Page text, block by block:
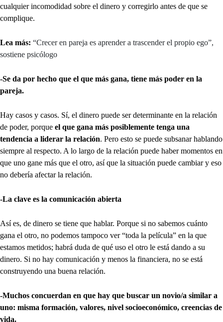
cualquier incomodidad sobre el dinero y corregirlo antes de que se
complique.
Lea más: “Crecer en pareja es aprender a trascender el propio ego”,
sostiene psicólogo
-Se da por hecho que el que más gana, tiene más poder en la
pareja.
Hay casos y casos. Sí, el dinero puede ser determinante en la relación
de poder, porque el que gana más posiblemente tenga una
tendencia a liderar la relación. Pero esto se puede subsanar hablando
siempre al respecto. A lo largo de la relación puede haber momentos en
que uno gane más que el otro, así que la situación puede cambiar y eso
no debería afectar la relación.
-La clave es la comunicación abierta
Así es, de dinero se tiene que hablar. Porque si no sabemos cuánto
gana el otro, no podemos tampoco ver “toda la película” en la que
estamos metidos; habrá duda de qué uso el otro le está dando a su
dinero. Si no hay comunicación y menos la financiera, no se está
construyendo una buena relación.
-Muchos concuerdan en que hay que buscar un novio/a similar a
uno: misma formación, valores, nivel socioeconómico, creencias de
vida.